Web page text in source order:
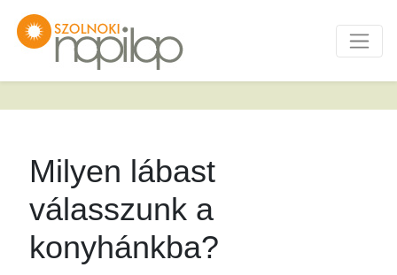
Milyen lábast
válasszunk a
konyhánkba?